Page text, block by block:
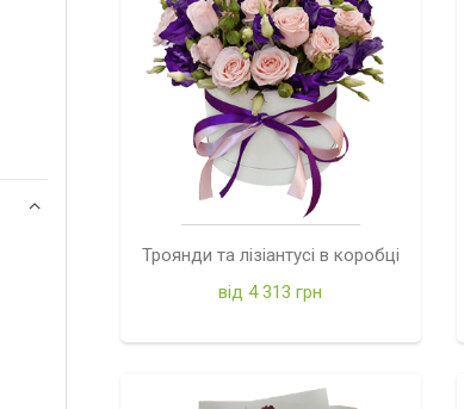
Троянди та лізіантусі в коробці
від 4 313 грн